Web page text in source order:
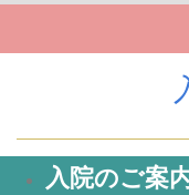
入院のご案